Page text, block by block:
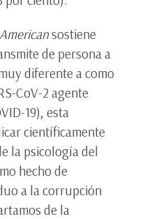
sostiene
de persona a
diferente a como
CoV-2 agente
19), esta
científicamente
la psicología del
hecho de
a la corrupción
de la